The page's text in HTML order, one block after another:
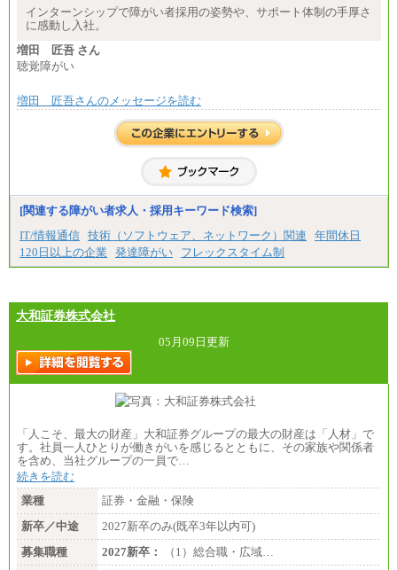
インターンシップで障がい者採用の姿勢や、サポート体制の手厚さ
に感動し入社。
増田 匠吾 さん
聴覚障がい
増田 匠吾さんのメッセージを読む
[関連する障がい者求人・採用キーワード検索]
IT/情報通信 技術（ソフトウェア、ネットワーク）関連
年間休日
120日以上の企業
発達障がい フレックスタイム制
大和証券株式会社
05月09日更新
「人こそ、最大の財産」大和証券グループの最大の財産は「人材」で
す。社員一人ひとりが働きがいを感じるとともに、その家族や関係者
を含め、当社グループの一員で…
続きを読む
業種
証券・金融・保険
新卒／中途
2027新卒のみ(既卒3年以内可)
募集職種
2027新卒：
（1）総合職・広域…